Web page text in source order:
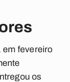
em fevereiro
os